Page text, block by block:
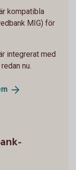
kompatibla
MIG) för
integrerat med
nu.